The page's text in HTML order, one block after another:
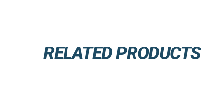
RELATED PRODUCTS